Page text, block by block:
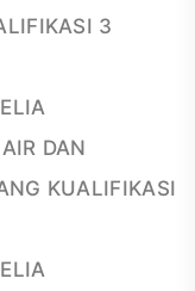
3
DAN
KUALIFIKASI